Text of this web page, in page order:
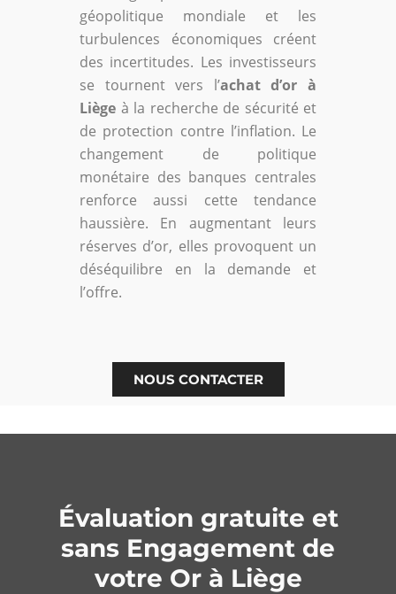
géopolitique mondiale et les
turbulences économiques créent
des incertitudes. Les investisseurs
se tournent vers l’achat d’or à
Liège à la recherche de sécurité et
de protection contre l’inflation. Le
changement de politique
monétaire des banques centrales
renforce aussi cette tendance
haussière. En augmentant leurs
réserves d’or, elles provoquent un
déséquilibre en la demande et
l’offre.
NOUS CONTACTER
Évaluation gratuite et
sans Engagement de
votre Or à Liège